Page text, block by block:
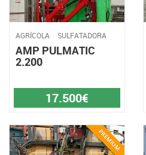
AGRÍCOLA SULFATADORA
AMP PULMATIC
2.200
17.500€